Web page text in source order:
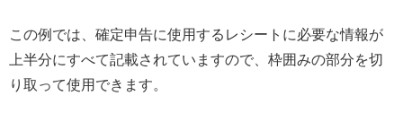
この例では、確定申告に使用するレシートに必要な情報が
上半分にすべて記載されていますので、枠囲みの部分を切
り取って使用できます。